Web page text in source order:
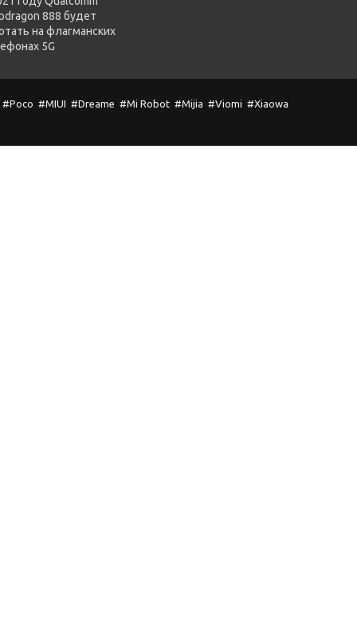
моих
888 будет
на флагманских
5G
#Poco #MIUI #Dreame #Mi Robot #Mijia #Viomi #Xiaowa